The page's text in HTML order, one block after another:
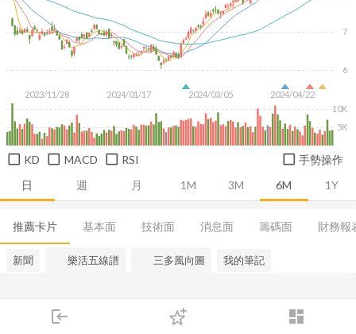
login dashboard
下單
日 週 月 1M 3M 6M 1Y
2023/11/28 2024/01/17 2024/03/05 2024/04/22
6
7
5K
10K
KD MACD RSI 手勢操作
推薦卡片 基本面 技術面 消息面 籌碼面 財務報
新聞 樂活五線譜 三多風向圖 我的筆記